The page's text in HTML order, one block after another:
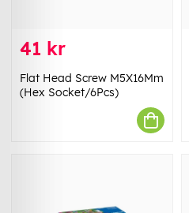
41 kr
Flat Head Screw M5X16Mm
(Hex Socket/6Pcs)